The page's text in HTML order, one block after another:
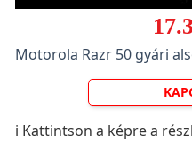
Motorola Razr 50 gyári
ℹ️ Kattintson a képre a